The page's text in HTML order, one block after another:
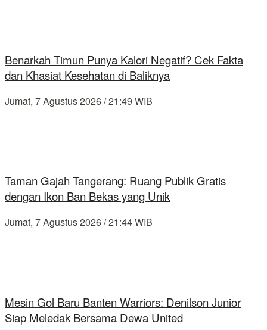
Benarkah Timun Punya Kalori Negatif? Cek Fakta
dan Khasiat Kesehatan di Baliknya
Jumat, 7 Agustus 2026 / 21:49 WIB
Taman Gajah Tangerang: Ruang Publik Gratis
dengan Ikon Ban Bekas yang Unik
Jumat, 7 Agustus 2026 / 21:44 WIB
Mesin Gol Baru Banten Warriors: Denilson Junior
Siap Meledak Bersama Dewa United